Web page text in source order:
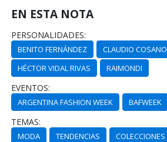
EN ESTA NOTA
PERSONALIDADES:
BENITO FERNÁNDEZ CLAUDIO COSANO
HÉCTOR VIDAL RIVAS
RAIMONDI
EVENTOS:
ARGENTINA FASHION WEEK BAFWEEK
TEMAS:
MODA TENDENCIAS COLECCIONES